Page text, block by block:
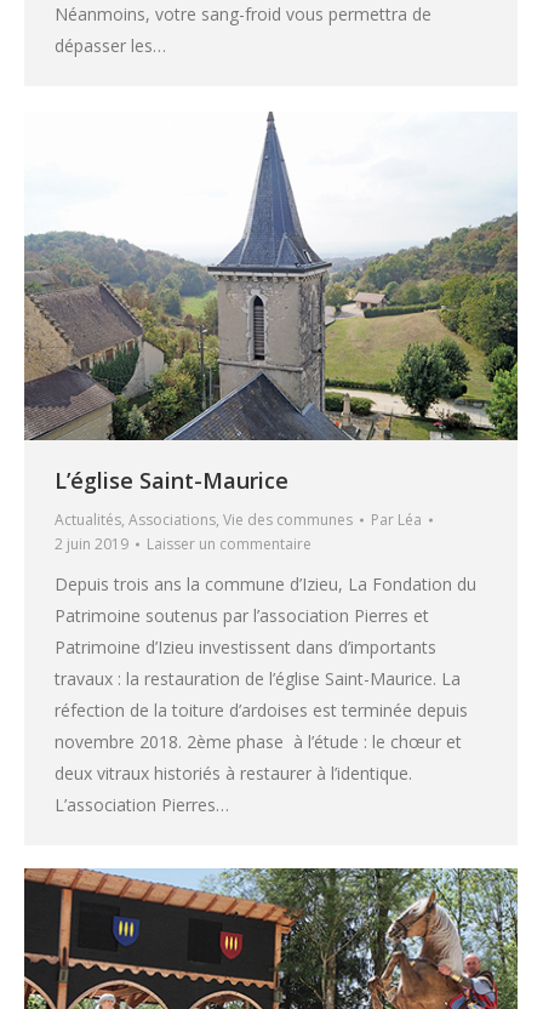
Néanmoins, votre sang-froid vous permettra de
dépasser les…
L’église Saint-Maurice
Actualités, Associations, Vie des communes Par Léa
2 juin 2019
Laisser un commentaire
Depuis trois ans la commune d’Izieu, La Fondation du
Patrimoine soutenus par l’association Pierres et
Patrimoine d’Izieu investissent dans d’importants
travaux : la restauration de l’église Saint-Maurice. La
réfection de la toiture d’ardoises est terminée depuis
novembre 2018. 2ème phase à l’étude : le chœur et
deux vitraux historiés à restaurer à l’identique.
L’association Pierres…